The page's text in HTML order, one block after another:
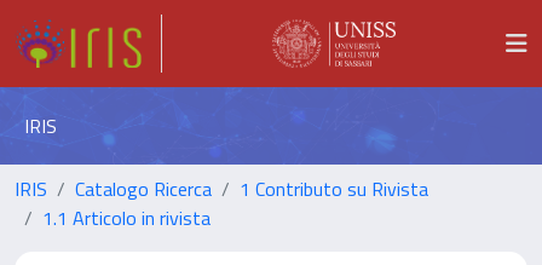
IRIS
IRIS Catalogo Ricerca
1 Contributo su Rivista
1.1 Articolo in rivista